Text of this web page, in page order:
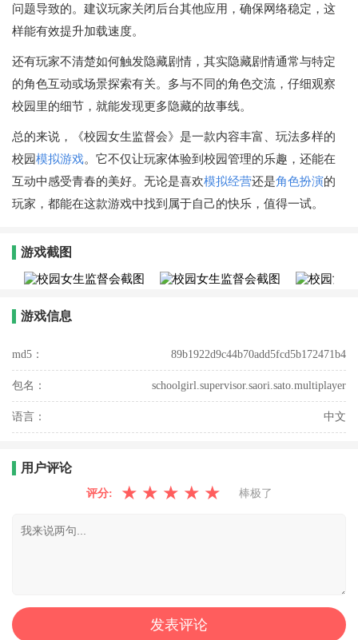
问题导致的。建议玩家关闭后台其他应用，确保网络稳定，这
样能有效提升加载速度。
还有玩家不清楚如何触发隐藏剧情，其实隐藏剧情通常与特定
的角色互动或场景探索有关。多与不同的角色交流，仔细观察
校园里的细节，就能发现更多隐藏的故事线。
总的来说，《校园女生监督会》是一款内容丰富、玩法多样的
校园模拟游戏。它不仅让玩家体验到校园管理的乐趣，还能在
互动中感受青春的美好。无论是喜欢模拟经营还是角色扮演的
玩家，都能在这款游戏中找到属于自己的快乐，值得一试。
游戏截图
游戏信息
md5： 89b1922d9c44b70add5fcd5b172471b4
包名： schoolgirl.supervisor.saori.sato.multiplayer
语言： 中文
用户评论
评分: ★ ★ ★ ★ ★ 棒极了